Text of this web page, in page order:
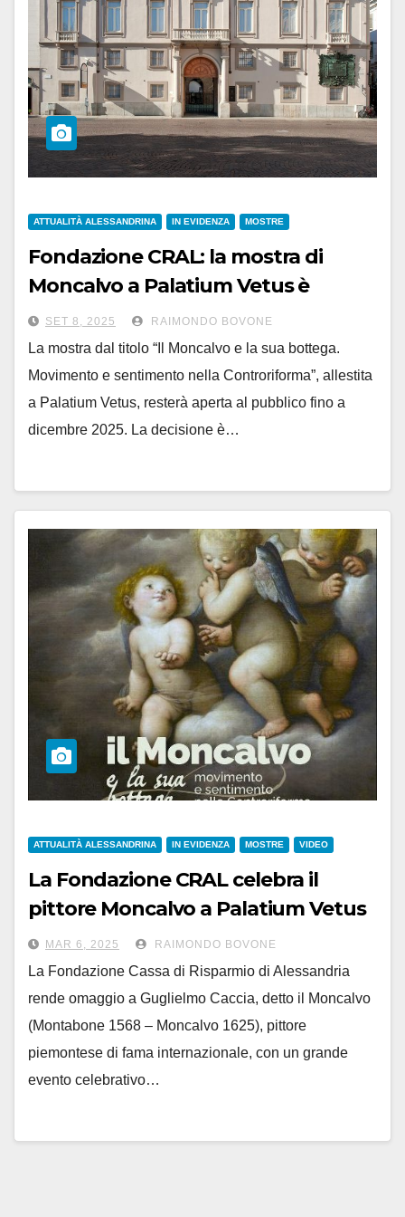
ATTUALITÀ ALESSANDRINA IN EVIDENZA MOSTRE
Fondazione CRAL: la mostra di
Moncalvo a Palatium Vetus è
prorogata fino a dicembre
SET 8, 2025 RAIMONDO BOVONE
La mostra dal titolo “Il Moncalvo e la sua bottega.
Movimento e sentimento nella Controriforma”, allestita
a Palatium Vetus, resterà aperta al pubblico fino a
dicembre 2025. La decisione è…
ATTUALITÀ ALESSANDRINA IN EVIDENZA MOSTRE VIDEO
La Fondazione CRAL celebra il
pittore Moncalvo a Palatium Vetus
da domani, venerdì 7 marzo
MAR 6, 2025 RAIMONDO BOVONE
La Fondazione Cassa di Risparmio di Alessandria
rende omaggio a Guglielmo Caccia, detto il Moncalvo
(Montabone 1568 – Moncalvo 1625), pittore
piemontese di fama internazionale, con un grande
evento celebrativo…